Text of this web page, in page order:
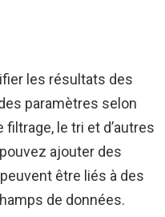
les résultats des
paramètres selon
le tri et d’autres
ajouter des
être liés à des
de données.